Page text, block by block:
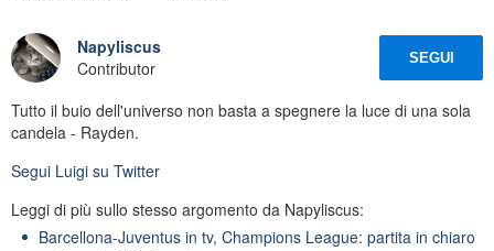
Napyliscus
Contributor
SEGUI
Tutto il buio dell'universo non basta a spegnere la luce di una sola
candela - Rayden.
Segui Luigi su Twitter
Leggi di più sullo stesso argomento da Napyliscus:
Barcellona-Juventus in tv, Champions League: partita in chiaro